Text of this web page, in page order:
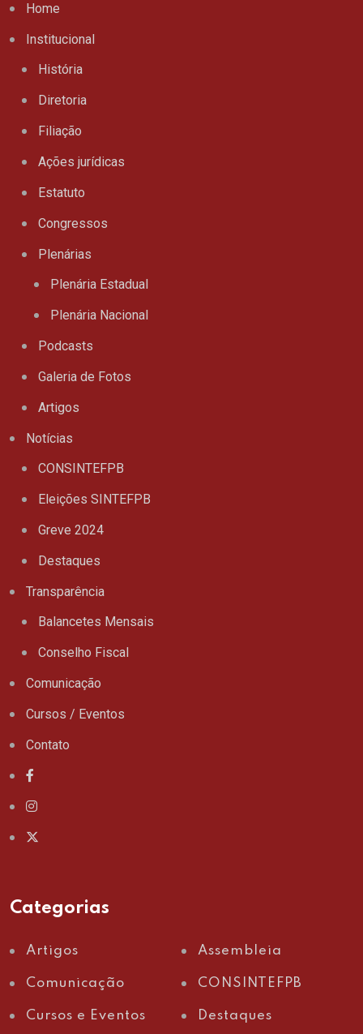
Home
Institucional
História
Diretoria
Filiação
Ações jurídicas
Estatuto
Congressos
Plenárias
Plenária Estadual
Plenária Nacional
Podcasts
Galeria de Fotos
Artigos
Notícias
CONSINTEFPB
Eleições SINTEFPB
Greve 2024
Destaques
Transparência
Balancetes Mensais
Conselho Fiscal
Comunicação
Cursos / Eventos
Contato
Categorias
Artigos Assembleia
Comunicação CONSINTEFPB
Cursos e Eventos Destaques